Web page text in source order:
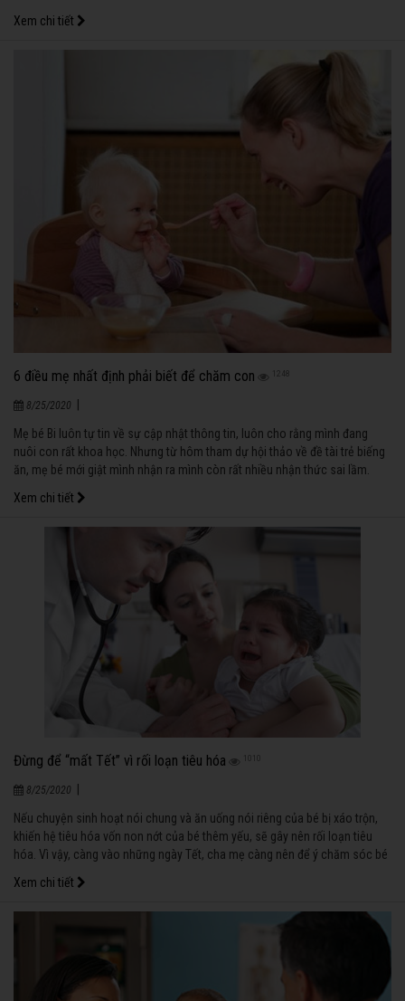
Xem chi tiết
6 điều mẹ nhất định phải biết để chăm con 1248
8/25/2020 |
Mẹ bé Bi luôn tự tin về sự cập nhật thông tin, luôn cho rằng mình đang
nuôi con rất khoa học. Nhưng từ hôm tham dự hội thảo về đề tài trẻ biếng
ăn, mẹ bé mới giật mình nhận ra mình còn rất nhiều nhận thức sai lầm.
Xem chi tiết
Đừng để “mất Tết” vì rối loạn tiêu hóa
8/25/2020 |
Nếu chuyện sinh hoạt nói chung và ăn uống nói riêng của bé bị xáo trộn,
khiến hệ tiêu hóa vốn non nớt của bé thêm yếu, sẽ gây nên rối loạn tiêu
hóa. Vì vậy, càng vào những ngày Tết, cha mẹ càng nên để ý chăm sóc bé
Xem chi tiết